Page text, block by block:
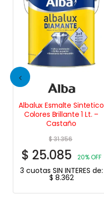
Albalux Esmalte Sintetico
Colores Brillante 1 Lt. –
Castaño
$31.356
$ 25.085 20% OFF
3 cuotas SIN INTERES de:
$ 8.362